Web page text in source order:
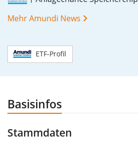
Mehr Amundi News
ETF-Profil
Basisinfos
Stammdaten